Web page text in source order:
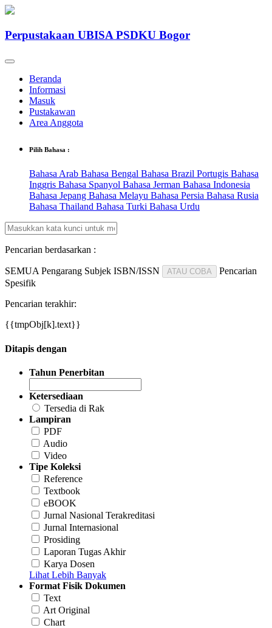
Perpustakaan UBISA PSDKU Bogor
Beranda
Informasi
Masuk
Pustakawan
Area Anggota
Pilih Bahasa :
Bahasa Arab Bahasa Bengal Bahasa Brazil Portugis Bahasa
Inggris Bahasa Spanyol Bahasa Jerman Bahasa Indonesia
Bahasa Jepang Bahasa Melayu Bahasa Persia Bahasa Rusia
Bahasa Thailand Bahasa Turki Bahasa Urdu
Pencarian berdasarkan :
SEMUA Pengarang Subjek ISBN/ISSN ATAU COBA
Pencarian
Spesifik
Pencarian terakhir:
{{tmpObj[k].text}}
Ditapis dengan
Tahun Penerbitan
Ketersediaan
Tersedia di Rak
Lampiran
PDF
Audio
Video
Tipe Koleksi
Reference
Textbook
eBOOK
Jurnal Nasional Terakreditasi
Jurnal Internasional
Prosiding
Laporan Tugas Akhir
Karya Dosen
Lihat Lebih Banyak
Format Fisik Dokumen
Text
Art Original
Chart